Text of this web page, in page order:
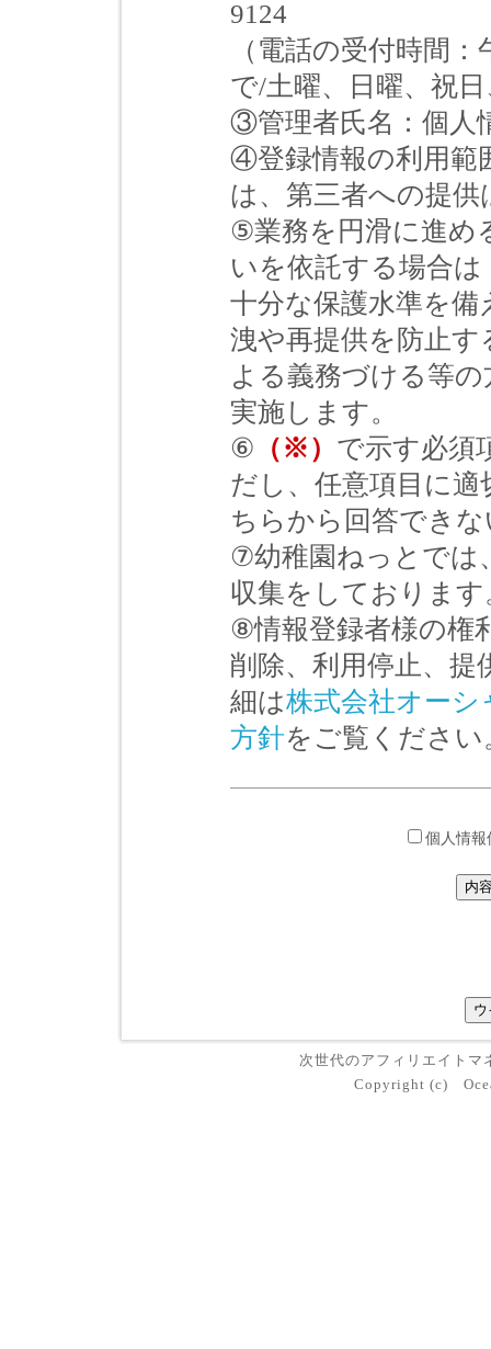
9124
（電話の受付時間
で/土曜、日曜、祝
③管理者氏名：個
④登録情報の利用範
は、第三者への提
⑤業務を円滑に進め
いを依託する場合は
十分な保護水準を
洩や再提供を防止
よる義務づける等
実施します。
⑥ （※） で示す必須
だし、任意項目に
ちらから回答でき
⑦幼稚園ねっとでは
収集をしております
⑧情報登録者様の権
削除、利用停止、提
細は株式会社オーシ
方針をご覧ください
個人情報
次世代のアフィリエイト
Copyright (c)